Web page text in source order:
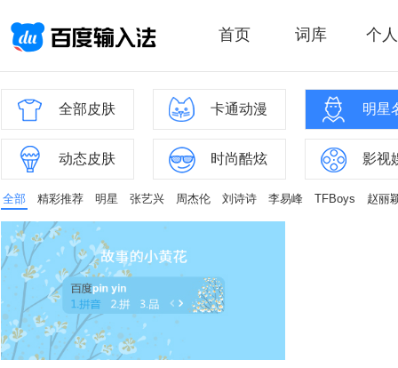
首页 词库 个
全部皮肤 卡通动漫 明星
动态皮肤 时尚酷炫 影视
全部 精彩推荐 明星 张艺兴 周杰伦 刘诗诗 李易峰 TFBoys 赵丽